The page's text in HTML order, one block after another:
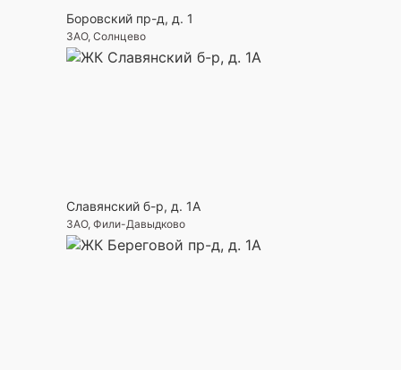
Боровский пр-д, д. 1
ЗАО, Солнцево
Славянский б-р, д. 1А
ЗАО, Фили-Давыдково